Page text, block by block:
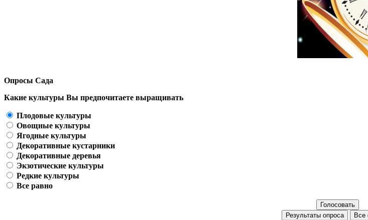
Опросы Сада
Какие культуры Вы предпочитаете выращивать
Плодовые культуры
Овощные культуры
Ягодные культуры
Декоративные кустарники
Декоративные деревья
Экзотические культуры
Редкие культуры
Все равно
Все